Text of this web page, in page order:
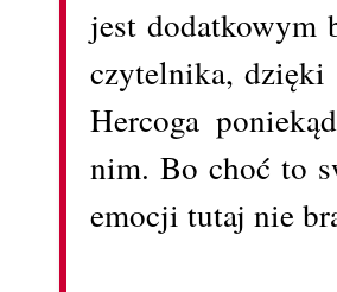
jest dodatkowym
czytelnika, dzięki
Hercoga
nim. Bo choć to
emocji tutaj nie